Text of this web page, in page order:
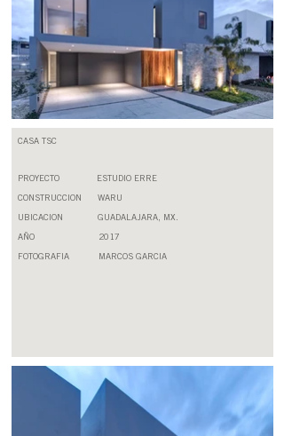
CASA TSC
PROYECTO ESTUDIO ERRE
CONSTRUCCION WARU
UBICACION GUADALAJARA, MX.
AÑO 2017
FOTOGRAFIA MARCOS GARCIA